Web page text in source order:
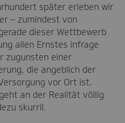
später erleben wir
– zumindest von
dieser Wettbewerb
allen Ernstes infrage
zugunsten einer
die angeblich der
vor Ort ist.
an der Realität völlig
skurril.